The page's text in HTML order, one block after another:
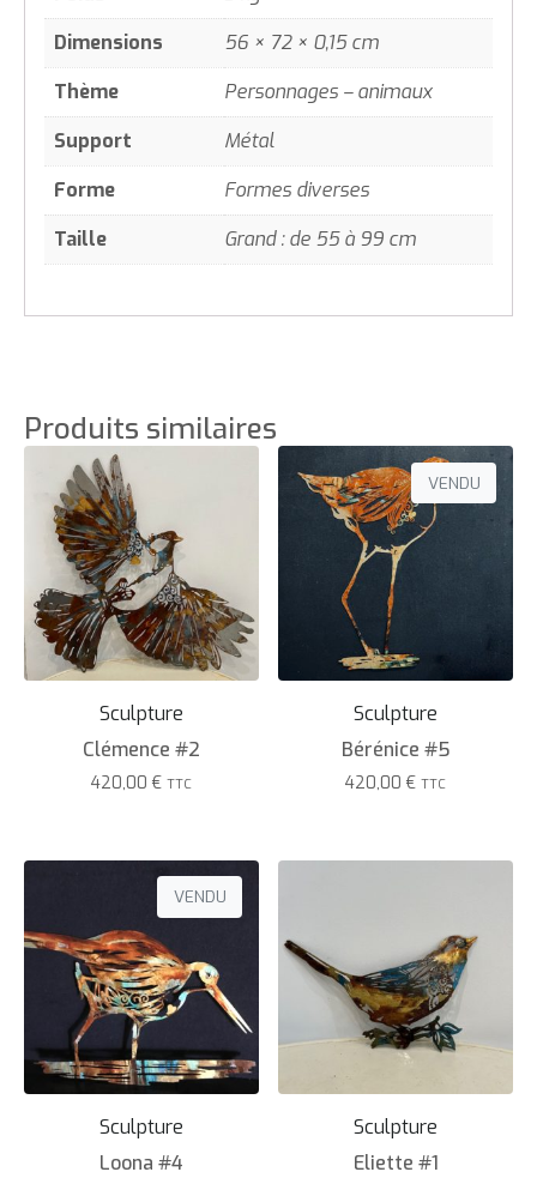
Dimensions
56 × 72 × 0,15 cm
Thème
Personnages – animaux
Support
Métal
Forme
Formes diverses
Taille
Grand : de 55 à 99 cm
Produits similaires
Sculpture
Clémence #2
420,00 € TTC
VENDU
Sculpture
Bérénice #5
420,00€ TTC
VENDU
Sculpture
Loona #4
Sculpture
Eliette #1